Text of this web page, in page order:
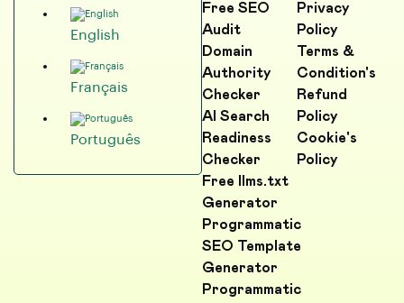
English
Français
Português
Free SEO
Audit
Domain
Authority
Checker
AI Search
Readiness
Checker
Free llms.txt
Generator
Programmatic
SEO Template
Generator
Programmatic
Privacy
Policy
Terms &
Condition's
Refund
Policy
Cookie's
Policy